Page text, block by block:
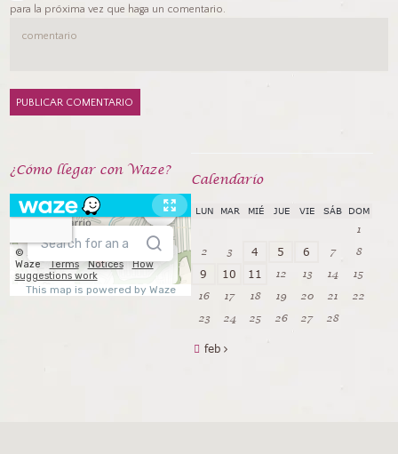
para la próxima vez que haga un comentario.
¿Cómo llegar con Waze?
Calendarío
LUN MAR MIÉ JUE VIE SÁB DOM
1
2
3 4 5 6 7 8
9 10 11 12 13 14
15
16
17 18 19 20 21
22
23
24 25 26 27 28
feb